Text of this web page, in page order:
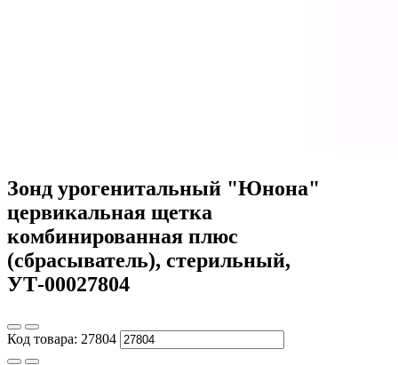
Зонд урогенитальный "Юнона"
цервикальная щетка
комбинированная плюс
(сбрасыватель), стерильный,
УТ-00027804
Код товара: 27804